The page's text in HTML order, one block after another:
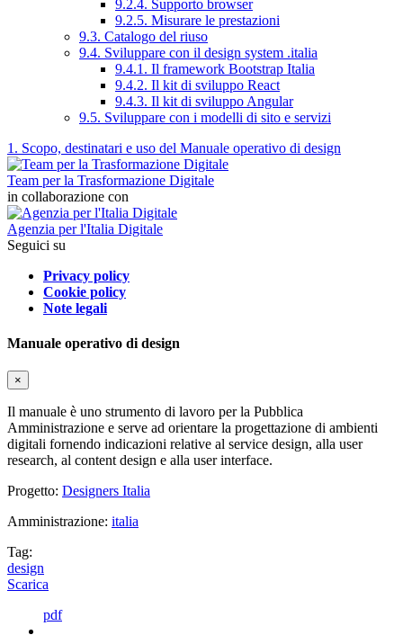
9.2.4. Supporto browser
9.2.5. Misurare le prestazioni
9.3. Catalogo del riuso
9.4. Sviluppare con il design system .italia
9.4.1. Il framework Bootstrap Italia
9.4.2. Il kit di sviluppo React
9.4.3. Il kit di sviluppo Angular
9.5. Sviluppare con i modelli di sito e servizi
1. Scopo, destinatari e uso del Manuale operativo di design
Team per la Trasformazione Digitale
in collaborazione con
Agenzia per l'Italia Digitale
Seguici su
Privacy policy
Cookie policy
Note legali
Manuale operativo di design
×
Il manuale è uno strumento di lavoro per la Pubblica
Amministrazione e serve ad orientare la progettazione di ambienti
digitali fornendo indicazioni relative al service design, alla user
research, al content design e alla user interface.
Progetto: Designers Italia
Amministrazione: italia
Tag:
design
Scarica
pdf